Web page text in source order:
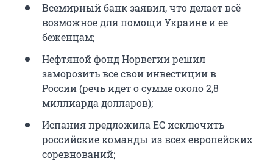
Всемирный банк заявил, что делает всё
возможное для помощи Украине и ее
беженцам;
Нефтяной фонд Норвегии решил
заморозить все свои инвестиции в
России (речь идет о сумме около 2,8
миллиарда долларов);
Испания предложила ЕС исключить
российские команды из всех европейских
соревнований;